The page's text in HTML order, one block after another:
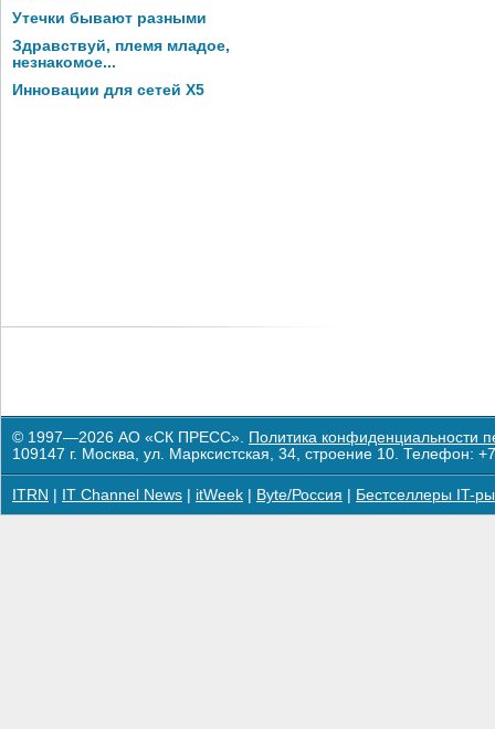
Утечки бывают разными
Здравствуй, племя младое,
незнакомое...
Инновации для сетей X5
© 1997—2026 АО «СК ПРЕСС». Политика конфиденциальности
109147 г. Москва, ул. Марксистская, 34, строение 10. Телефон:
ITRN IT Channel News itWeek Byte/Россия Бестселлеры IT-